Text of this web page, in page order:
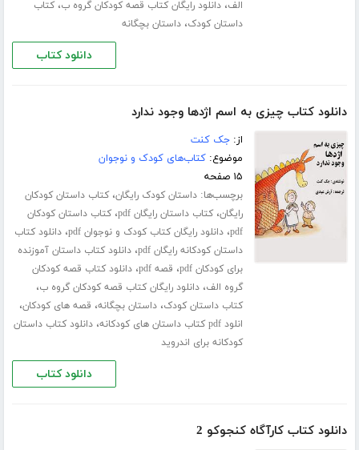
الف،دانلود رایگان کتاب قصه کودکان گروه ب،کتاب
داستان کودک،داستان بچگانه
دانلود کتاب
دانلود کتاب چیزی به اسم اژدها وجود ندارد
از:جک کنت
موضوع:کتاب‌های کودک و نوجوان
۱۵ صفحه
برچسب‌ها:داستان کودک رایگان،کتاب داستان کودکان
رایگان،کتاب داستان رایگان pdf ،کتاب داستان کودکان
pdf،دانلود رایگان کتاب کودک و نوجوان pdf ،دانلود کتاب
داستان کودکانه رایگان pdf
،دانلود کتاب داستان آموزنده
برای کودکان pdf
، قصه pdf ،دانلود کتاب قصه کودکان
گروه الف،دانلود رایگان کتاب قصه کودکان گروه ب،
کتاب داستان کودک،داستان بچگانه، قصه های کودکان،
انلود pdf کتاب داستان های کودکانه ،دانلود کتاب داستان
کودکانه برای اندروید
دانلود کتاب
دانلود کتاب کارآگاه کنجوکو 2